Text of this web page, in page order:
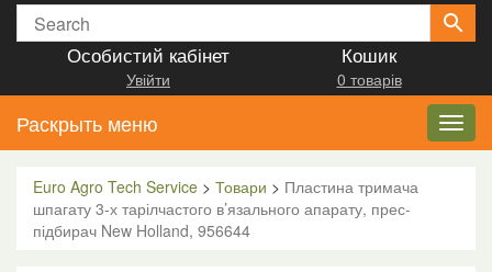
Особистий кабінет
Увійти
Кошик
0 товарів
Раскрыть меню
Euro Agro Tech Service > Товари > Пластина тримача
шпагату 3-х тарілчастого в’язального апарату, прес-
підбирач New Holland, 956644